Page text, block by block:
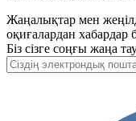
Жаңалықтар мен
оқиғалардан хабардар
Біз сізге соңғы жаңа